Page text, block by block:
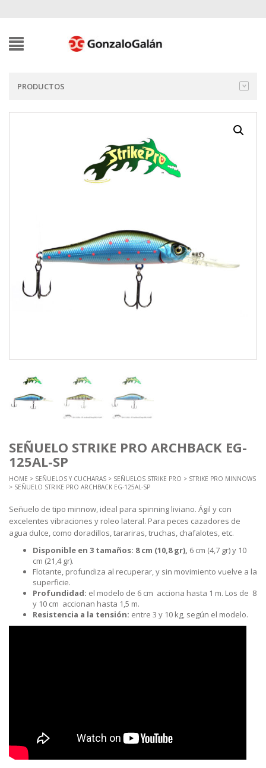
PRODUCTOS
SEÑUELO STRIKE PRO ARCHBACK EG-
125AL-SP
HOME > SEÑUELOS Y CUCHARAS > SEÑUELOS STRIKE PRO > STRIKE PRO MINNOWS
> SEÑUELO STRIKE PRO ARCHBACK EG-125AL-SP
Señuelo de tipo minnow, ideal para spinning liviano. Ágil y con
excelentes vibraciones y roleo lateral. Para peces cazadores de
agua dulce, como doradillos, tarariras, truchas, chafalotes, etc.
Disponible en 3 tamaños: 8 cm (10,8 gr), 6 cm (4,7 gr) y 10
cm (21,4 gr).
Flotante, profundiza al recuperar, y sin movimiento vuelve a la
superficie.
Profundidad: el modelo de 6 cm acciona hasta 1 m. Los de 8
y 10 cm accionan hasta 1,5 m.
Resistencia a la tensión: entre 3 y 10 kg, según el modelo.